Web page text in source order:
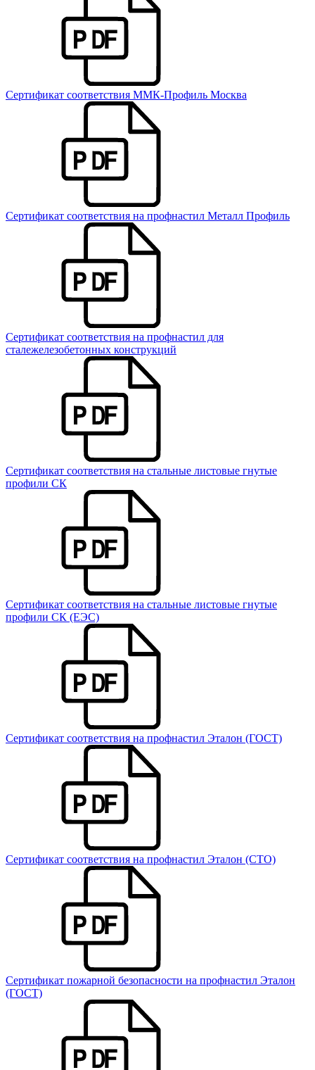
Сертификат соответствия ММК-Профиль Москва
Сертификат соответствия на профнастил Металл Профиль
Сертификат соответствия на профнастил для
сталежелезобетонных конструкций
Сертификат соответствия на стальные листовые гнутые
профили СК
Сертификат соответствия на стальные листовые гнутые
профили СК (ЕЭС)
Сертификат соответствия на профнастил Эталон (ГОСТ)
Сертификат соответствия на профнастил Эталон (СТО)
Сертификат пожарной безопасности на профнастил Эталон
(ГОСТ)